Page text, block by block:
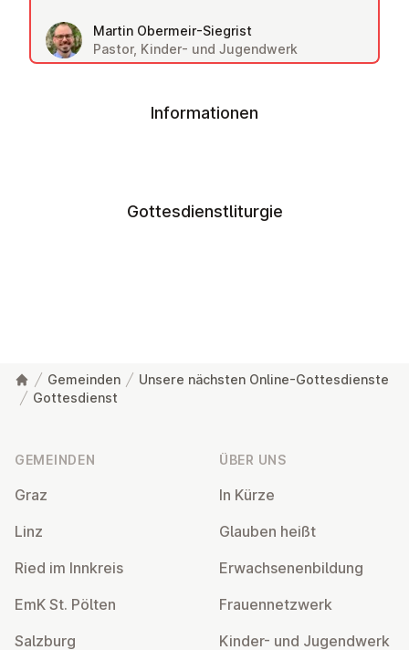
Martin Obermeir-Siegrist
Pastor, Kinder- und Jugendwerk
Informationen
Gottesdienstliturgie
Gemeinden
Unsere nächsten Online-Gottesdienste
Gottesdienst
GEMEINDEN
Graz
Linz
Ried im Innkreis
EmK St. Pölten
Salzburg
ÜBER UNS
In Kürze
Glauben heißt
Er­wach­se­nen­bil­dung
Frau­en­netz­werk
Kinder- und Ju­gend­werk